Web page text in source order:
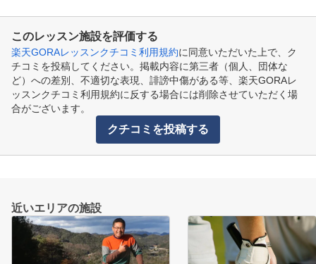
このレッスン施設を評価する
楽天GORAレッスンクチコミ利用規約に同意いただいた上で、ク
チコミを投稿してください。掲載内容に第三者（個人、団体な
ど）への差別、不適切な表現、誹謗中傷がある等、楽天GORAレ
ッスンクチコミ利用規約に反する場合には削除させていただく場
合がございます。
クチコミを投稿する
近いエリアの施設